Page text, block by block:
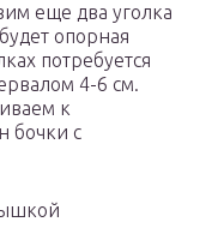
еще два уголка
опорная
потребуется
4-6 см.
к
бочки с